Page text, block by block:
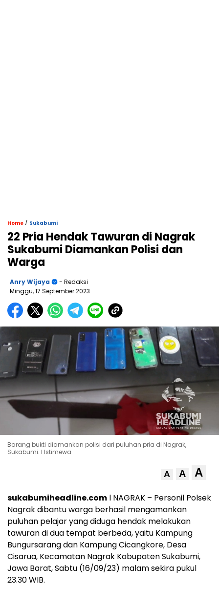
Home / Sukabumi
22 Pria Hendak Tawuran di Nagrak
Sukabumi Diamankan Polisi dan
Warga
Anry Wijaya
- Redaksi
Minggu, 17 September 2023
Barang bukti diamankan polisi dari puluhan pria di Nagrak,
Sukabumi. l Istimewa
A A A
sukabumiheadline.com l NAGRAK – Personil Polsek
Nagrak dibantu warga berhasil mengamankan
puluhan pelajar yang diduga hendak melakukan
tawuran di dua tempat berbeda, yaitu Kampung
Bungursarang dan Kampung Cicangkore, Desa
Cisarua, Kecamatan Nagrak Kabupaten Sukabumi,
Jawa Barat, Sabtu (16/09/23) malam sekira pukul
23.30 WIB.